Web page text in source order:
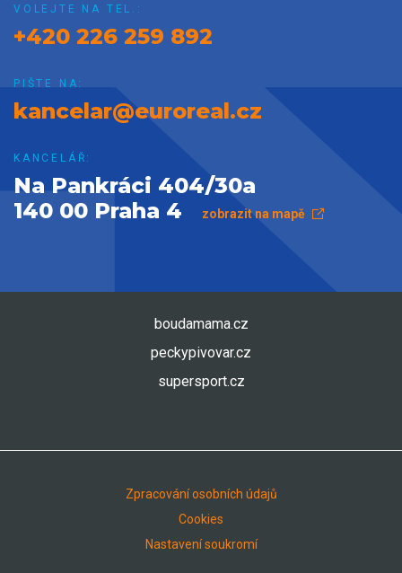
VOLEJTE NA TEL.:
+420 226 259 892
PIŠTE NA:
kancelar@euroreal.cz
KANCELÁŘ:
Na Pankráci 404/30a
140 00 Praha 4
zobrazit na mapě
boudamama.cz
peckypivovar.cz
supersport.cz
Zpracování osobních údajů
Cookies
Nastavení soukromí